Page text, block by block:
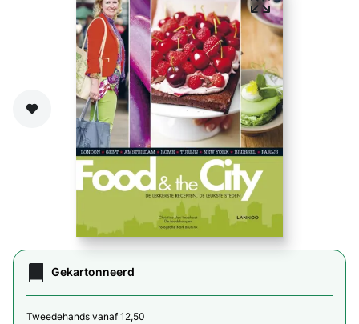
Zet op verlanglijst
Gekartonneerd
Tweedehands vanaf 12,50